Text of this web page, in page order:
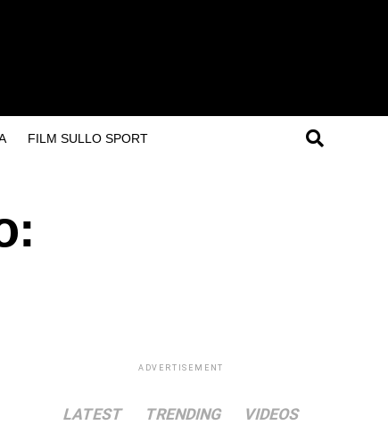
FILM SULLO SPORT
ADVERTISEMENT
LATEST TRENDING VIDEOS